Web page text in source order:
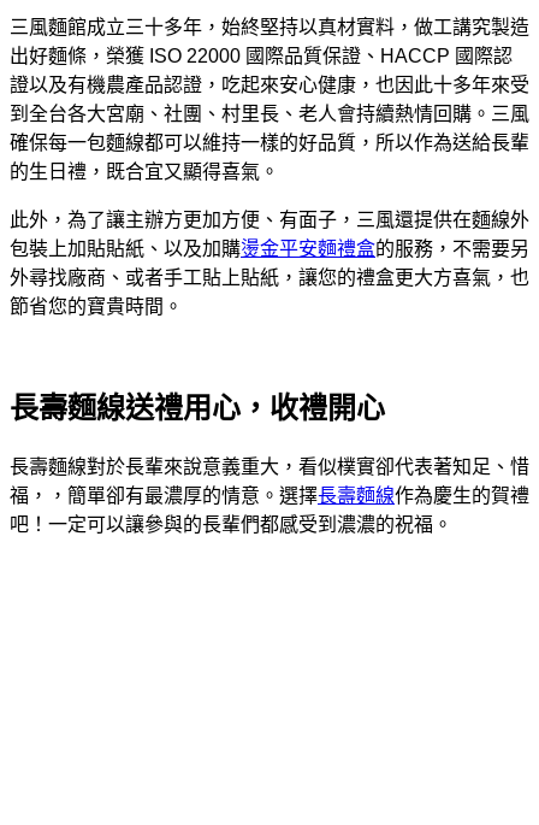
三風麵館成立三十多年，始終堅持以真材實料，做工講究製造
出好麵條，榮獲 ISO 22000 國際品質保證、HACCP 國際認
證以及有機農產品認證，吃起來安心健康，也因此十多年來受
到全台各大宮廟、社團、村里長、老人會持續熱情回購。三風
確保每一包麵線都可以維持一樣的好品質，所以作為送給長輩
的生日禮，既合宜又顯得喜氣。
此外，為了讓主辦方更加方便、有面子，三風還提供在麵線外
包裝上加貼貼紙、以及加購燙金平安麵禮盒的服務，不需要另
外尋找廠商、或者手工貼上貼紙，讓您的禮盒更大方喜氣，也
節省您的寶貴時間。
長壽麵線送禮用心，收禮開心
長壽麵線對於長輩來說意義重大，看似樸實卻代表著知足、惜
福，，簡單卻有最濃厚的情意。選擇長壽麵線作為慶生的賀禮
吧！一定可以讓參與的長輩們都感受到濃濃的祝福。